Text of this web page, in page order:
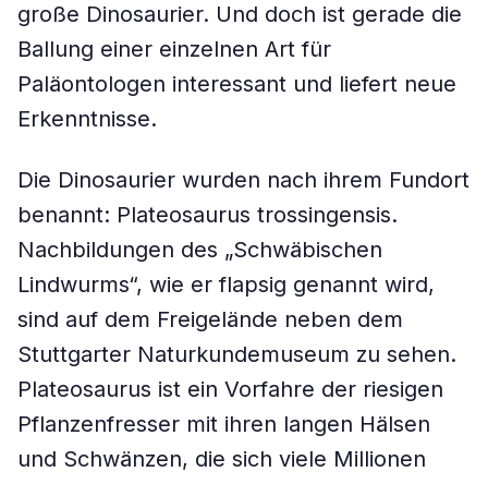
große Dinosaurier. Und doch ist gerade die
Ballung einer einzelnen Art für
Paläontologen interessant und liefert neue
Erkenntnisse.
Die Dinosaurier wurden nach ihrem Fundort
benannt: Plateosaurus trossingensis.
Nachbildungen des „Schwäbischen
Lindwurms“, wie er flapsig genannt wird,
sind auf dem Freigelände neben dem
Stuttgarter Naturkundemuseum zu sehen.
Plateosaurus ist ein Vorfahre der riesigen
Pflanzenfresser mit ihren langen Hälsen
und Schwänzen, die sich viele Millionen